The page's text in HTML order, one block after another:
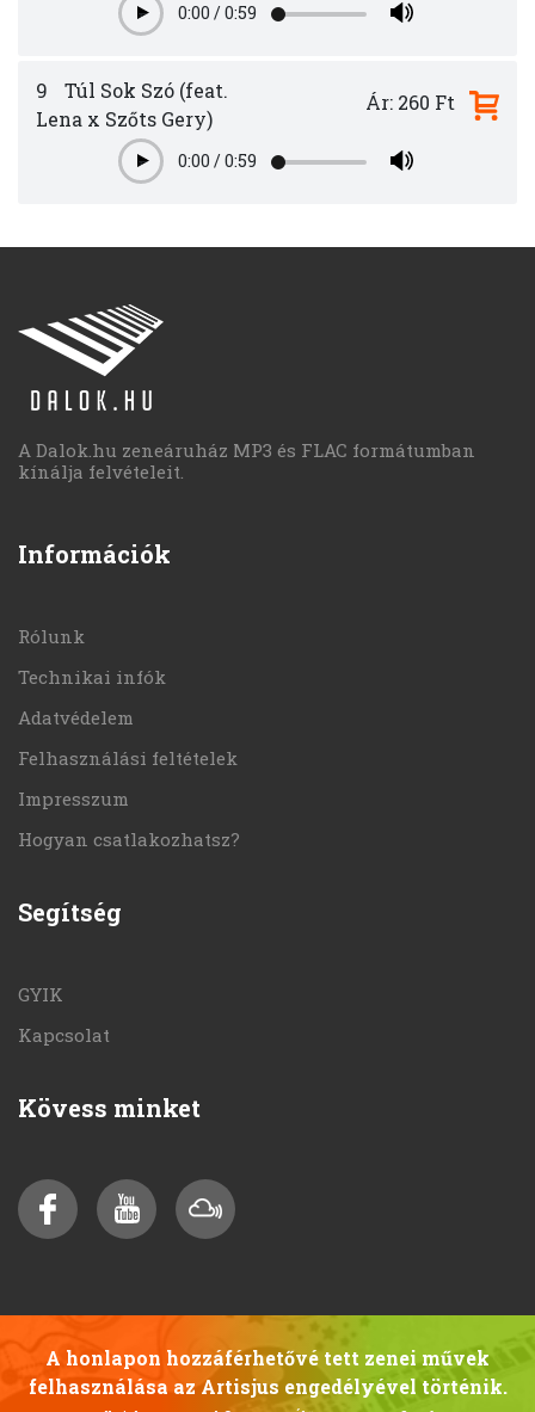
Play0:00 /0:59
9
Túl Sok Szó (feat.
Lena x Szőts Gery)
Play0:00 /0:59
Ár: 260 Ft
A Dalok.hu zeneáruház MP3 és FLAC formátumban
kínálja felvételeit.
Információk
Rólunk
Technikai infók
Adatvédelem
Felhasználási feltételek
Impresszum
Hogyan csatlakozhatsz?
Segítség
GYIK
Kapcsolat
Kövess minket
A honlapon hozzáférhetővé tett zenei művek
felhasználása az Artisjus engedélyével történik.